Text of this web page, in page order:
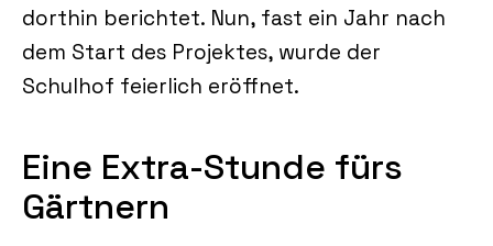
dorthin berichtet. Nun, fast ein Jahr nach
dem Start des Projektes, wurde der
Schulhof feierlich eröffnet.
Eine Extra-Stunde fürs
Gärtnern